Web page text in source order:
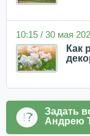
10:15 / 30 мая
Как
Задать
Андрею